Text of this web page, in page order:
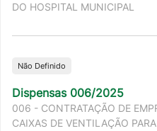
DO HOSPITAL MUNICIPAL
Não Definido
Dispensas 006/2025
006 - CONTRATAÇÃO DE
CAIXAS DE VENTILAÇÃO